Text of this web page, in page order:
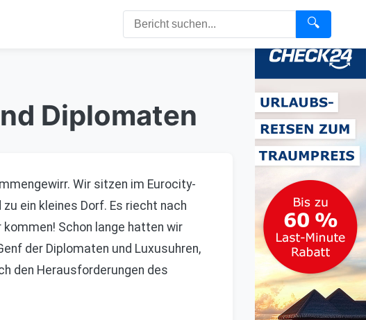
🔍
Diplomaten
Wir sitzen im Eurocity-
ein kleines Dorf. Es riecht nach
Schon lange hatten wir
der Diplomaten und Luxusuhren,
den Herausforderungen des